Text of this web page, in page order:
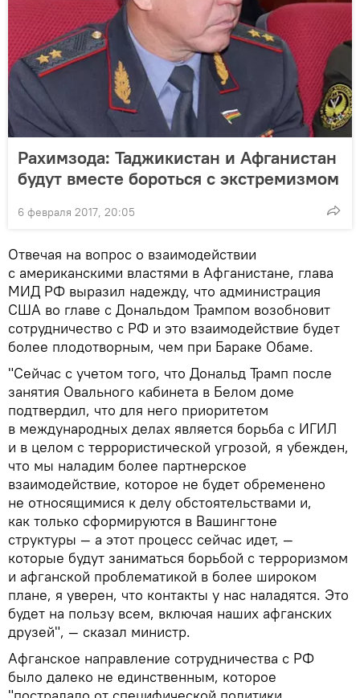
Рахимзода: Таджикистан и Афганистан
будут вместе бороться с экстремизмом
6 февраля 2017, 20:05
Отвечая на вопрос о взаимодействии
с американскими властями в Афганистане, глава
МИД РФ выразил надежду, что администрация
США во главе с Дональдом Трампом возобновит
сотрудничество с РФ и это взаимодействие будет
более плодотворным, чем при Бараке Обаме.
"Сейчас с учетом того, что Дональд Трамп после
занятия Овального кабинета в Белом доме
подтвердил, что для него приоритетом
в международных делах является борьба с ИГИЛ
и в целом с террористической угрозой, я убежден,
что мы наладим более партнерское
взаимодействие, которое не будет обременено
не относящимися к делу обстоятельствами и,
как только сформируются в Вашингтоне
структуры — а этот процесс сейчас идет, —
которые будут заниматься борьбой с терроризмом
и афганской проблематикой в более широком
плане, я уверен, что контакты у нас наладятся. Это
будет на пользу всем, включая наших афганских
друзей", — сказал министр.
Афганское направление сотрудничества с РФ
было далеко не единственным, которое